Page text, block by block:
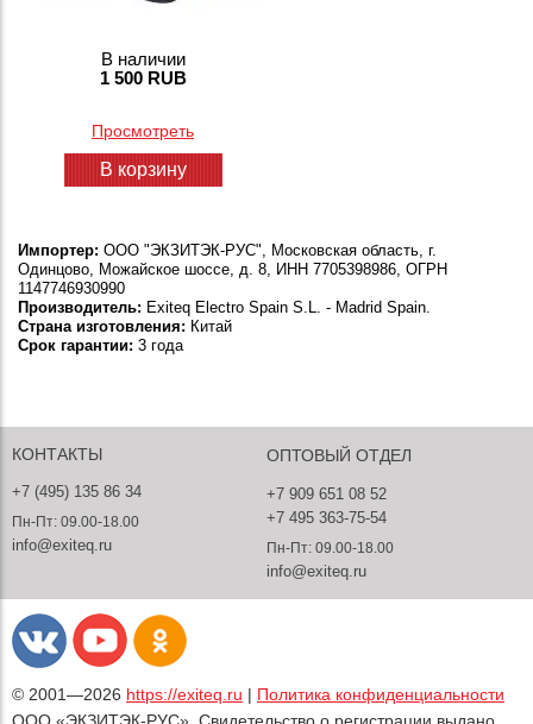
В наличии
1 500 RUB
Просмотреть
В корзину
Импортер: ООО "ЭКЗИТЭК-РУС", Московская область, г.
Одинцово, Можайское шоссе, д. 8, ИНН 7705398986, ОГРН
1147746930990
Производитель: Exiteq Electro Spain S.L. - Madrid Spain.
Страна изготовления: Китай
Срок гарантии: 3 года
КОНТАКТЫ
+7 (495) 135 86 34
Пн-Пт: 09.00-18.00
info@exiteq.ru
ОПТОВЫЙ ОТДЕЛ
+7 909 651 08 52
+7 495 363-75-54
Пн-Пт: 09.00-18.00
info@exiteq.ru
© 2001—2026 https://exiteq.ru | Политика конфиденциальности